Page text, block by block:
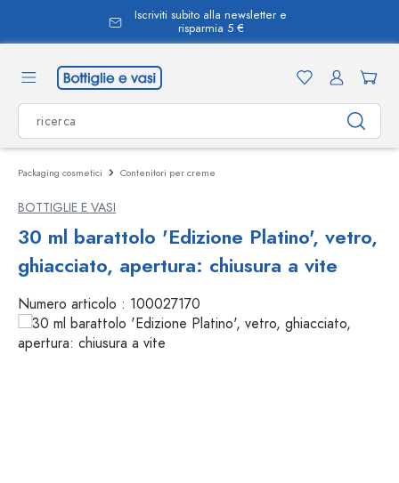
Iscriviti subito alla newsletter e
risparmia 5 €
Packaging cosmetici Contenitori per creme
BOTTIGLIE E VASI
30 ml barattolo 'Edizione Platino', vetro,
ghiacciato, apertura: chiusura a vite
Numero articolo : 100027170